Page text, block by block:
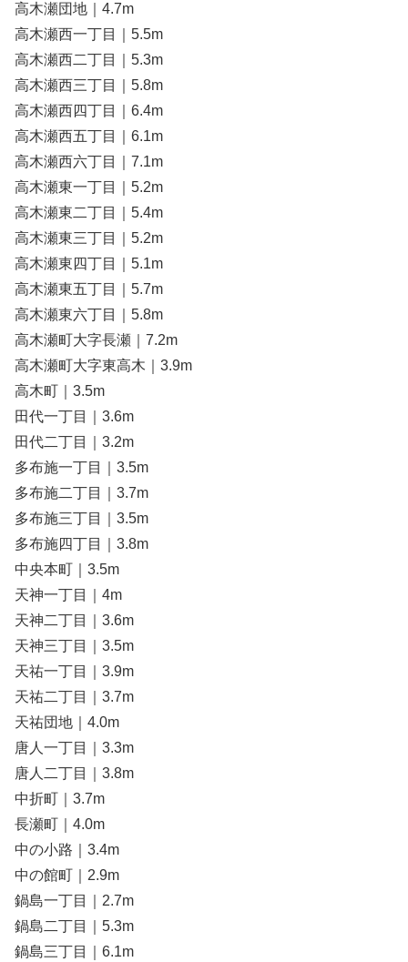
高木瀬団地｜4.7m
高木瀬西一丁目｜5.5m
高木瀬西二丁目｜5.3m
高木瀬西三丁目｜5.8m
高木瀬西四丁目｜6.4m
高木瀬西五丁目｜6.1m
高木瀬西六丁目｜7.1m
高木瀬東一丁目｜5.2m
高木瀬東二丁目｜5.4m
高木瀬東三丁目｜5.2m
高木瀬東四丁目｜5.1m
高木瀬東五丁目｜5.7m
高木瀬東六丁目｜5.8m
高木瀬町大字長瀬｜7.2m
高木瀬町大字東高木｜3.9m
高木町｜3.5m
田代一丁目｜3.6m
田代二丁目｜3.2m
多布施一丁目｜3.5m
多布施二丁目｜3.7m
多布施三丁目｜3.5m
多布施四丁目｜3.8m
中央本町｜3.5m
天神一丁目｜4m
天神二丁目｜3.6m
天神三丁目｜3.5m
天祐一丁目｜3.9m
天祐二丁目｜3.7m
天祐団地｜4.0m
唐人一丁目｜3.3m
唐人二丁目｜3.8m
中折町｜3.7m
長瀬町｜4.0m
中の小路｜3.4m
中の館町｜2.9m
鍋島一丁目｜2.7m
鍋島二丁目｜5.3m
鍋島三丁目｜6.1m